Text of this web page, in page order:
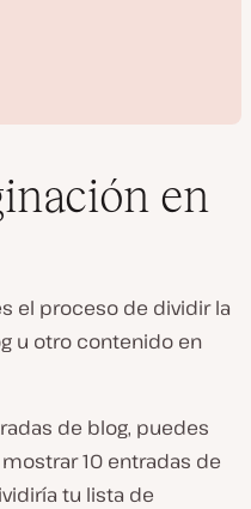
en
el proceso de dividir la
u otro contenido en
de blog, puedes
10 entradas de
tu lista de